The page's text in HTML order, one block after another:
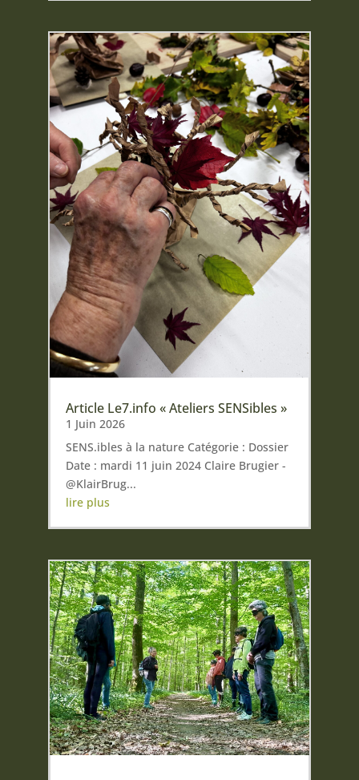
Article Le7.info « Ateliers SENSibles »
1 Juin 2026
SENS.ibles à la nature Catégorie : Dossier
Date : mardi 11 juin 2024 Claire Brugier -
@KlairBrug...
lire plus